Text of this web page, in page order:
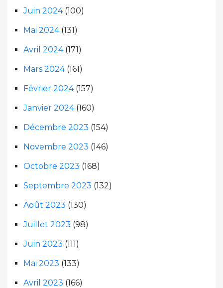
Juin 2024(100)
Mai 2024(131)
Avril 2024(171)
Mars 2024(161)
Février 2024(157)
Janvier 2024(160)
Décembre 2023 (154)
Novembre 2023 (146)
Octobre 2023 (168)
Septembre 2023 (132)
Août 2023 (130)
Juillet 2023 (98)
Juin 2023 (111)
Mai 2023 (133)
Avril 2023 (166)